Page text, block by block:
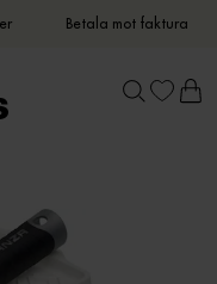
Betala mot faktura